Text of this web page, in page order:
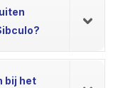
bij het